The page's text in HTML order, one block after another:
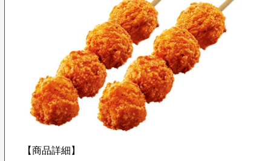
【商品詳細】